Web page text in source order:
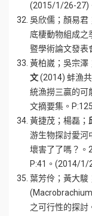
(2015/1/26-27)
吳欣儒；顏易君
底棲動物組成之
暨學術論文發表
黃柏崴；吳宗澤
文(2014) 蚌漁
統漁撈三贏的可
文摘要集。
黃捷茂；楊磊；
游生物探討愛河
壞害了了嗎？。
P:41。(2014/1/
葉芳伶；黃大駿
之可行性的探討